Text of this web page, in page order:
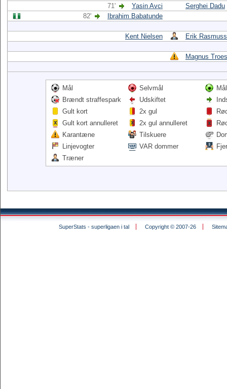
71'
Yasin Avci
Serghei Dadu
82'
Ibrahim Babatunde
Kent Nielsen Erik
Magnus
Mål Selvmål
Brændt straffespark
Udskiftet
Gult kort
2x gul
Gult kort annulleret
2x gul annulleret
Karantæne
Tilskuere
Linjevogter
VAR dommer
Træner
SuperStats - superligaen i tal Copyright © 2007-26